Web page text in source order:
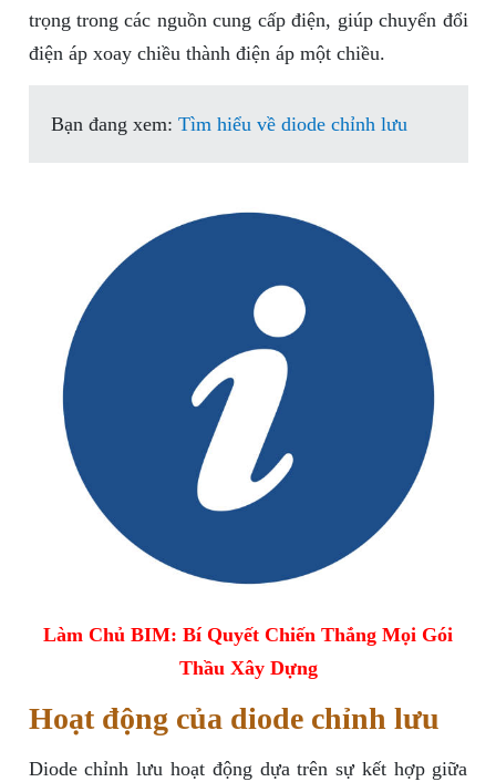
trọng trong các nguồn cung cấp điện, giúp chuyển đổi
điện áp xoay chiều thành điện áp một chiều.
Bạn đang xem: Tìm hiểu về diode chỉnh lưu
Làm Chủ BIM: Bí Quyết Chiến Thắng Mọi Gói
Thầu Xây Dựng
Hoạt động của diode chỉnh lưu
Diode chỉnh lưu hoạt động dựa trên sự kết hợp giữa